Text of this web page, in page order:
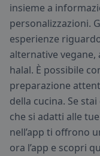
insieme a
personalizzazioni.
esperienze
alternative
halal. È possibile
preparazione
della cucina. Se
che si adatti alle
nell’app ti offrono
ora l’app e scopri